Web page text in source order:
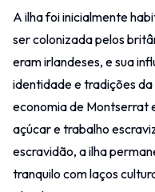
A ilha foi inicialmente
ser colonizada pelos
eram irlandeses, e sua
identidade e tradições da
economia de Montserrat
açúcar e trabalho
escravidão, a ilha
tranquilo com laços